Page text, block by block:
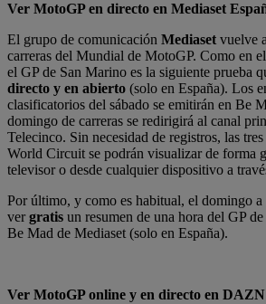
Ver MotoGP en directo en Mediaset
El grupo de comunicación Mediaset vuelve
carreras del Mundial de MotoGP. Como en
el GP de San Marino es la siguiente prueba
directo y en abierto (solo en España). Los
clasificatorios del sábado se emitirán en Be
domingo de carreras se redirigirá al canal
Telecinco. Sin necesidad de registros, las
World Circuit se podrán visualizar de forma
televisor o desde cualquier dispositivo a
Por último, y como es habitual, el domingo a
vergratis un resumen de una hora del GP
Be Mad de Mediaset (solo en España).
Ver MotoGP online y en directo en